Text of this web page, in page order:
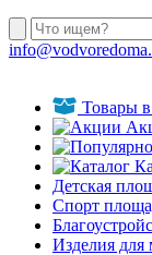
Товары
Детская
Спорт
Изделия для